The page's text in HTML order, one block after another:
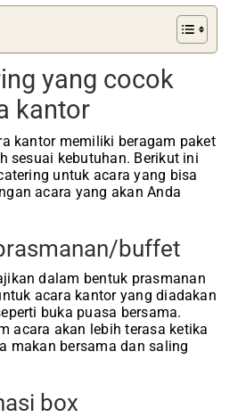
yang cocok
kantor
kantor memiliki beragam paket
sesuai kebutuhan. Berikut ini
untuk acara yang bisa
acara yang akan Anda
buffet
dalam bentuk prasmanan
acara kantor yang diadakan
buka puasa bersama.
acara akan lebih terasa ketika
makan bersama dan saling
box